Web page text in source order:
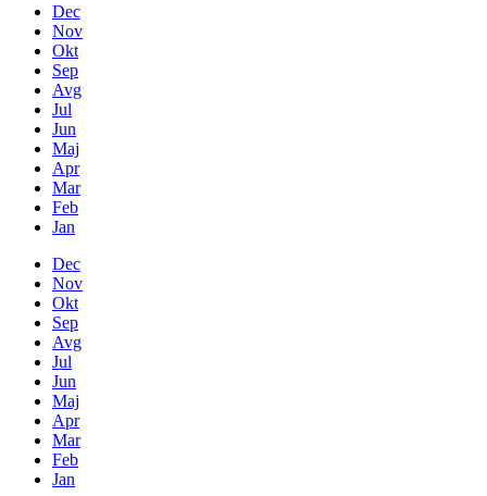
Dec
Nov
Okt
Sep
Avg
Jul
Jun
Maj
Apr
Mar
Feb
Jan
Dec
Nov
Okt
Sep
Avg
Jul
Jun
Maj
Apr
Mar
Feb
Jan